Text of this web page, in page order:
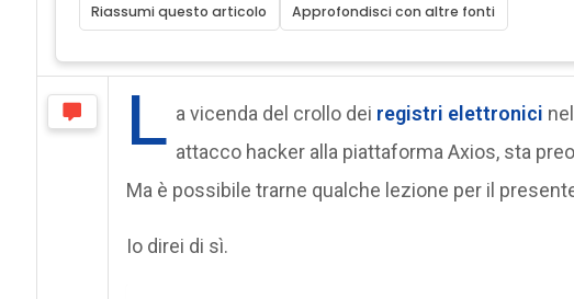
Riassumi questo articolo Approfondisci con altre fonti
L a vicenda del crollo dei registri elettronici
attacco hacker alla piattaforma Axios, sta
Ma è possibile trarne qualche lezione per il
Io direi di sì.